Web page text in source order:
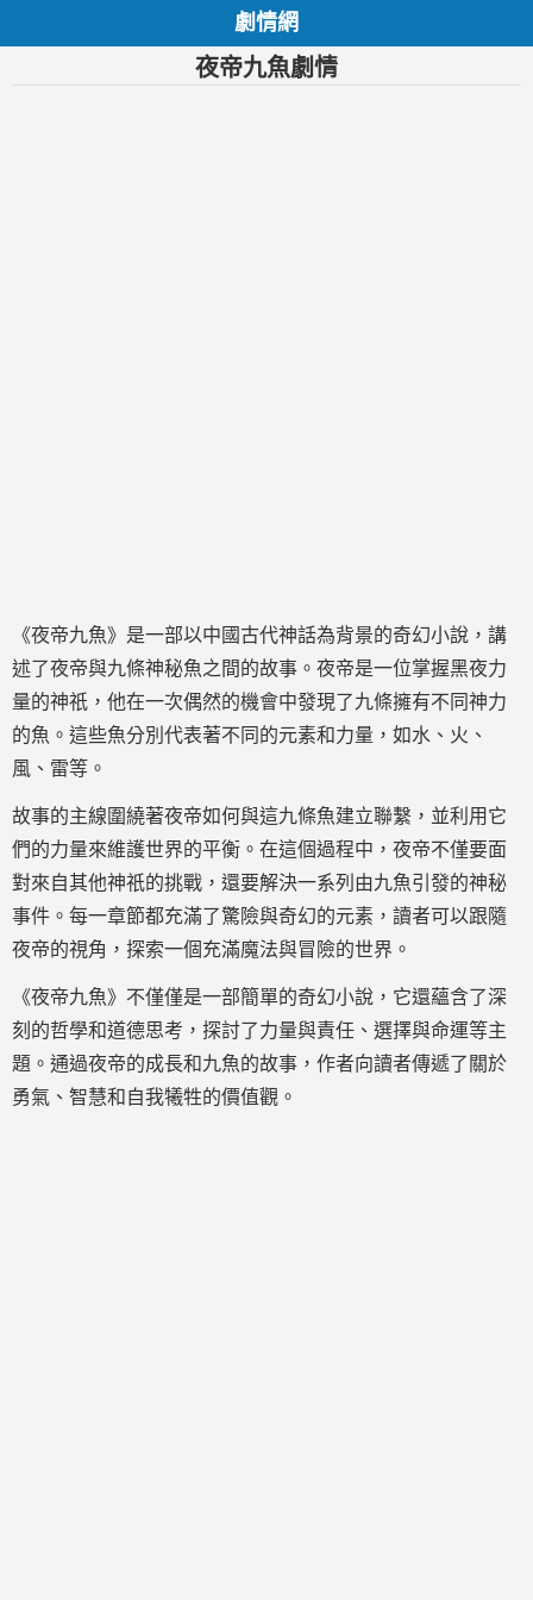
劇情網
夜帝九魚劇情
《夜帝九魚》是一部以中國古代神話為背景的奇幻小說，講
述了夜帝與九條神秘魚之間的故事。夜帝是一位掌握黑夜力
量的神祇，他在一次偶然的機會中發現了九條擁有不同神力
的魚。這些魚分別代表著不同的元素和力量，如水、火、
風、雷等。
故事的主線圍繞著夜帝如何與這九條魚建立聯繫，並利用它
們的力量來維護世界的平衡。在這個過程中，夜帝不僅要面
對來自其他神祇的挑戰，還要解決一系列由九魚引發的神秘
事件。每一章節都充滿了驚險與奇幻的元素，讀者可以跟隨
夜帝的視角，探索一個充滿魔法與冒險的世界。
《夜帝九魚》不僅僅是一部簡單的奇幻小說，它還蘊含了深
刻的哲學和道德思考，探討了力量與責任、選擇與命運等主
題。通過夜帝的成長和九魚的故事，作者向讀者傳遞了關於
勇氣、智慧和自我犧牲的價值觀。